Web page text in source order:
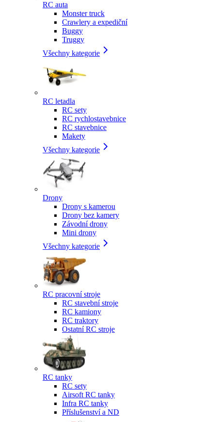
RC auta
Monster truck
Crawlery a expediční
Buggy
Truggy
Všechny kategorie
RC letadla
RC sety
RC rychlostavebnice
RC stavebnice
Makety
Všechny kategorie
Drony
Drony s kamerou
Drony bez kamery
Závodní drony
Mini drony
Všechny kategorie
RC pracovní stroje
RC stavební stroje
RC kamiony
RC traktory
Ostatní RC stroje
RC tanky
RC sety
Airsoft RC tanky
Infra RC tanky
Příslušenství a ND